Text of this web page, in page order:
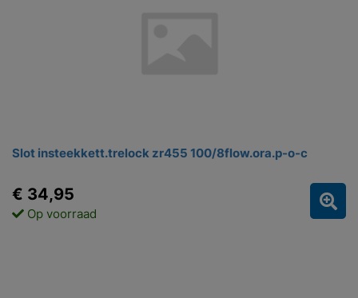
Slot insteekkett.trelock zr455 100/8flow.ora.p-o-c
€ 34,95
Op voorraad